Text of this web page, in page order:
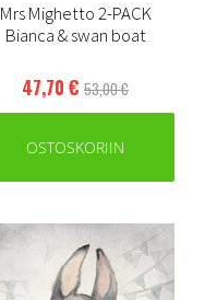
Mrs Mighetto 2-PACK
Bianca & swan boat
47,70 € 53,00 €
OSTOSKORIIN